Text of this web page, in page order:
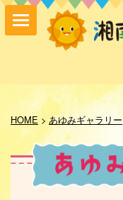
HOME> あゆみギャラリー
保育方針
園の紹介
保育内容
入園案内
採用情報
お問い合わせ